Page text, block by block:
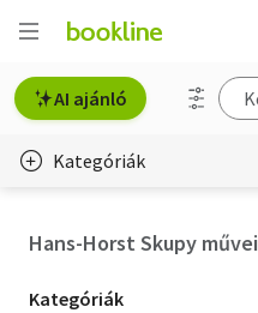
AI ajánló
Kategóriák
Hans-Horst Skupy művei
Kategória
Kategóriák